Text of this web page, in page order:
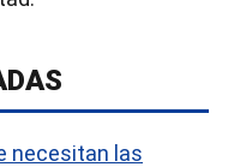
necesitan las